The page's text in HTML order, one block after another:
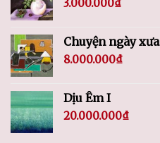
3.000.000₫
Chuyện ngày xưa
8.000.000₫
Dịu Êm I
20.000.000₫